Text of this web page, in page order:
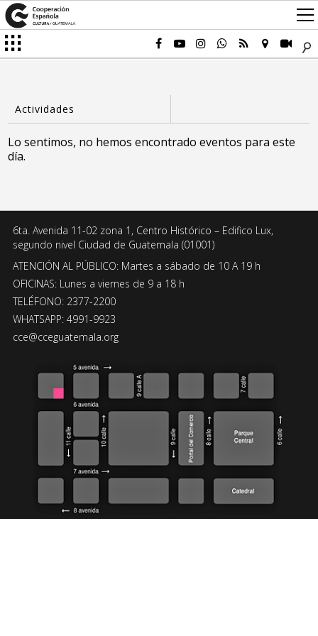
Lo sentimos, no hemos encontrado eventos para este
día.
6ta. Avenida 11-02 zona 1, Centro Histórico – Edifico Lux,
segundo nivel Ciudad de Guatemala (01001)
ATENCIÓN AL PÚBLICO: Martes a sábado de 10 A 19 h
OFICINAS: Lunes a viernes de 9 a 18 h
TELÉFONO: 2377-2200
WHATSAPP: 4991-9923
cce@cceguatemala.org